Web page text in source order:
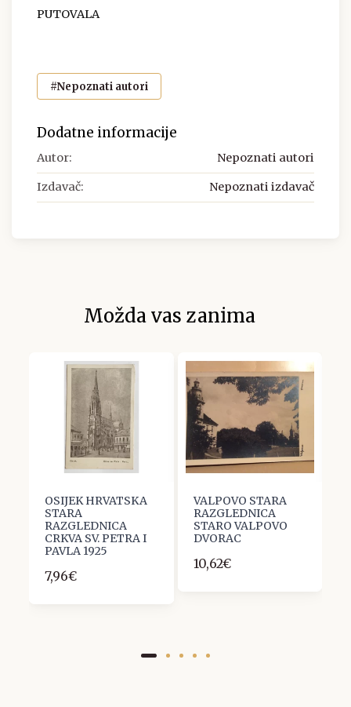
PUTOVALA
#Nepoznati autori
Dodatne informacije
Autor: Nepoznati autori
Izdavač: Nepoznati izdavač
Možda vas zanima
OSIJEK HRVATSKA
STARA
RAZGLEDNICA
CRKVA SV. PETRA I
PAVLA 1925
7,96€
VALPOVO STARA
RAZGLEDNICA
STARO VALPOVO
DVORAC
10,62€